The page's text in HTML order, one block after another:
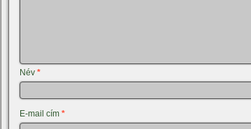
Név *
E-mail cím *